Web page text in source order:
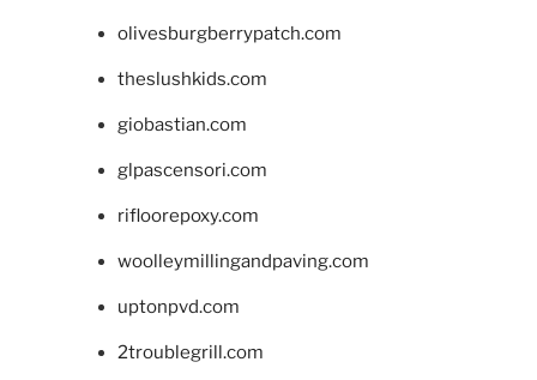
olivesburgberrypatch.com
theslushkids.com
giobastian.com
glpascensori.com
rifloorepoxy.com
woolleymillingandpaving.com
uptonpvd.com
2troublegrill.com